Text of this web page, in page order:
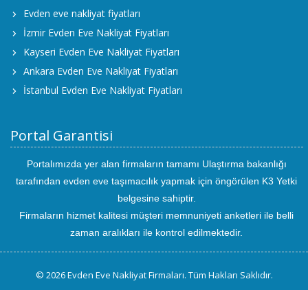
Evden eve nakliyat fiyatları
İzmir Evden Eve Nakliyat Fiyatları
Kayseri Evden Eve Nakliyat Fiyatları
Ankara Evden Eve Nakliyat Fiyatları
İstanbul Evden Eve Nakliyat Fiyatları
Portal Garantisi
Portalımızda yer alan firmaların tamamı Ulaştırma bakanlığı
tarafından evden eve taşımacılık yapmak için öngörülen K3 Yetki
belgesine sahiptir.
Firmaların hizmet kalitesi müşteri memnuniyeti anketleri ile belli
zaman aralıkları ile kontrol edilmektedir.
© 2026 Evden Eve Nakliyat Firmaları. Tüm Hakları Saklıdır.